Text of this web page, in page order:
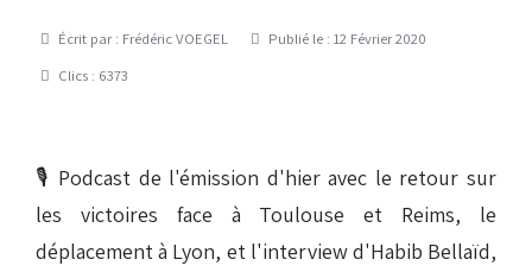
DétailsÉcrit par : Frédéric VOEGEL
Publié le : 12 Février 2020
Clics : 6373
🎙 Podcast de l'émission d'hier avec le retour sur
les victoires face à Toulouse et Reims, le
déplacement à Lyon, et l'interview d'Habib Bellaïd,